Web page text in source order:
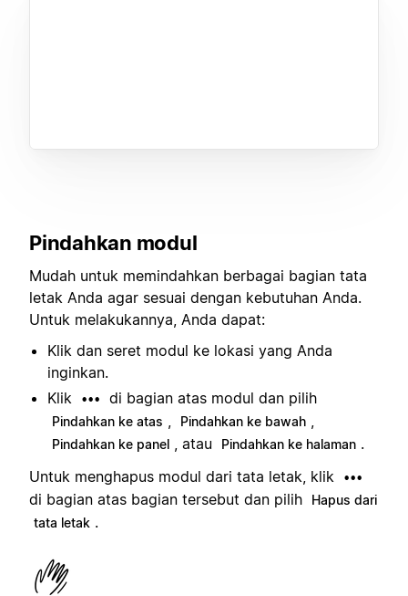
Pindahkan modul
Mudah untuk memindahkan berbagai bagian tata
letak Anda agar sesuai dengan kebutuhan Anda.
Untuk melakukannya, Anda dapat:
Klik dan seret modul ke lokasi yang Anda
inginkan.
Klik
••• di bagian atas modul dan pilih
Pindahkan ke atas , Pindahkan ke bawah ,
Pindahkan ke panel , atau Pindahkan ke halaman .
Untuk menghapus modul dari tata letak, klik
•••
di bagian atas bagian tersebut dan pilih
Hapus dari
tata letak .